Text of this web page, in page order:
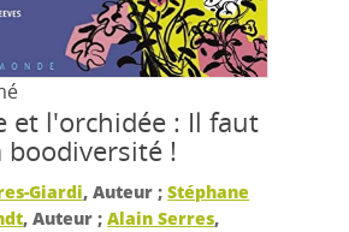
et l'orchidée : Il faut
boodiversité !
Giardi, Auteur ;Stéphane
, Auteur ;Alain Serres,